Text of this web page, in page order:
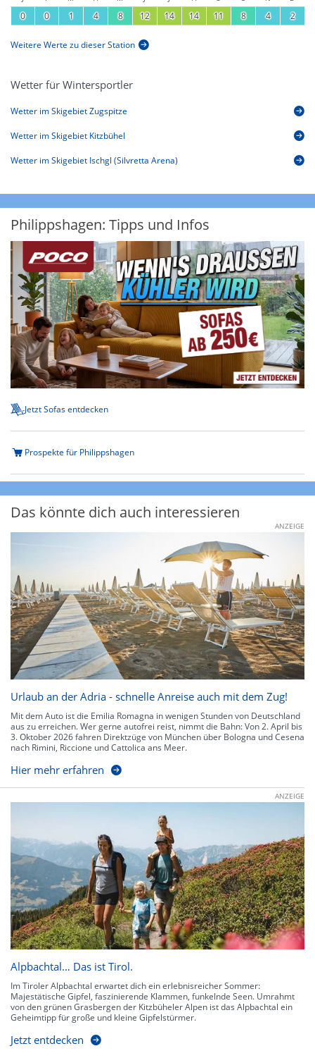
0 0 1 4 8 12 14 14 11 8 4 2
Weitere Werte zu dieser Station
Wetter für Wintersportler
Wetter im Skigebiet Zugspitze
Wetter im Skigebiet Kitzbühel
Wetter im Skigebiet Ischgl (Silvretta Arena)
Philippshagen: Tipps und Infos
Jetzt Sofas entdecken
Prospekte für Philippshagen
Das könnte dich auch interessieren
ANZEIGE
Urlaub an der Adria - schnelle Anreise auch mit dem Zug!
Mit dem Auto ist die Emilia Romagna in wenigen Stunden von Deutschland
aus zu erreichen. Wer gerne autofrei reist, nimmt die Bahn: Von 2. April bis
3. Oktober 2026 fahren Direktzüge von München über Bologna und Cesena
nach Rimini, Riccione und Cattolica ans Meer.
Hier mehr erfahren
ANZEIGE
Alpbachtal… Das ist Tirol.
Im Tiroler Alpbachtal erwartet dich ein erlebnisreicher Sommer:
Majestätische Gipfel, faszinierende Klammen, funkelnde Seen. Umrahmt
von den grünen Grasbergen der Kitzbüheler Alpen ist das Alpbachtal ein
Geheimtipp für große und kleine Gipfelstürmer.
Jetzt entdecken